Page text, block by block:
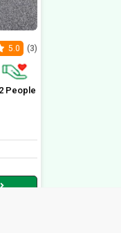
5.0 (3)
People